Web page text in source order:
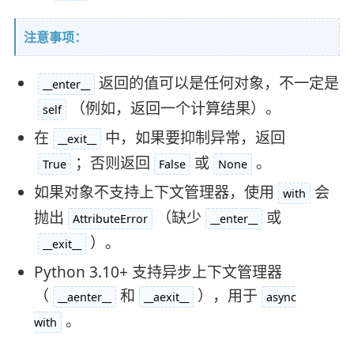
注意事项：
__enter__ 返回的值可以是任何对象，不一定是
self
（例如，返回一个计算结果）。
在
__exit__ 中，如果要抑制异常，返回
True ；否则返回 False 或 None
。
如果对象不支持上下文管理器，使用
with
会
抛出
AttributeError （缺少 __enter__ 或
__exit__
）。
Python 3.10+ 支持异步上下文管理器
（
__aenter__ 和 __aexit__ ），用于
async
with
。